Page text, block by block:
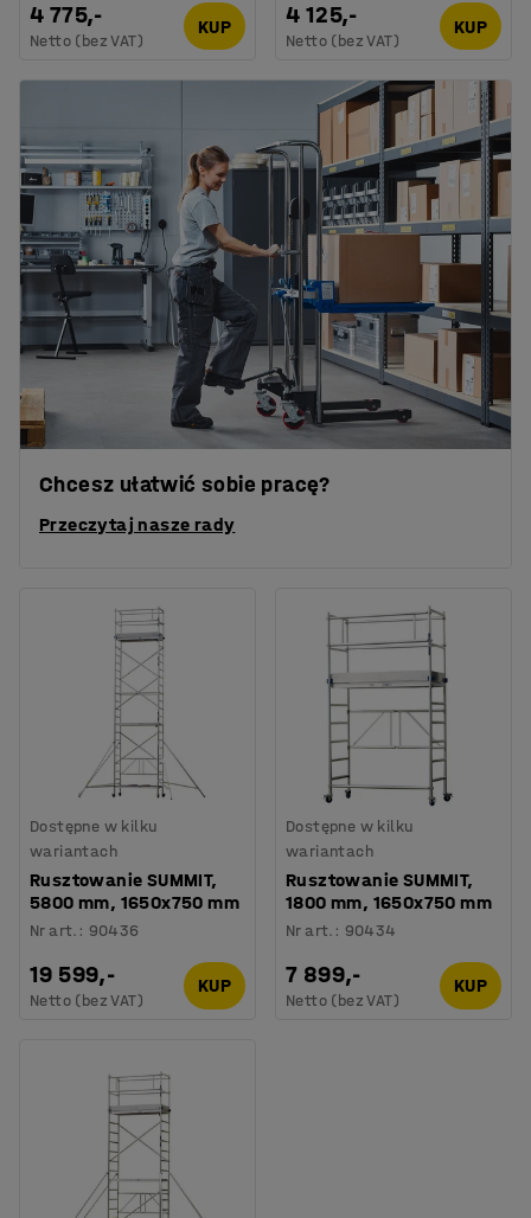
4 775,-
Netto (bez VAT)
KUP 4 125,-
Netto (bez VAT)
KUP
Chcesz ułatwić sobie pracę?
Przeczytaj nasze rady
Dostępne w kilku
wariantach
Rusztowanie SUMMIT,
5800 mm, 1650x750 mm
Nr art. : 90436
19 599,-
Netto (bez VAT)
KUP
Dostępne w kilku
wariantach
Rusztowanie SUMMIT,
1800 mm, 1650x750 mm
Nr art. : 90434
7 899,-
Netto (bez VAT)
KUP